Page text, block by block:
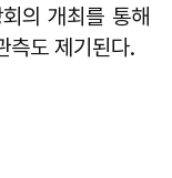
의 개최를 통해
측도 제기된다.